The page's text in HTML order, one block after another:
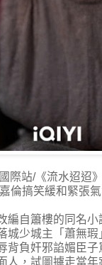
際站/《流水迢迢
倫搞笑緩和緊張氣
編自簫樓的同名
城少城主「蕭無瑕
背負奸邪諂媚臣
人，試圖擄走當年